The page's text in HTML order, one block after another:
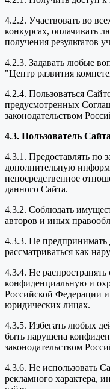
4.2.2. Участвовать во
конкурсах, оплачивать
получения результатов
4.2.3. Задавать любые
"Центр развития
4.2.4. Пользоваться
предусмотренных
законодательством
4.3. Пользователь
4.3.1. Предоставлять по
дополнительную
непосредственное
данного Сайта.
4.3.2. Соблюдать
авторов и иных
4.3.3. Не предпринимать
рассматриваться как
4.3.4. Не
конфиденциальную и
Российской Федерации
юридических лицах.
4.3.5. Избегать любых
быть нарушена
законодательством
4.3.6. Не использовать
рекламного характера,